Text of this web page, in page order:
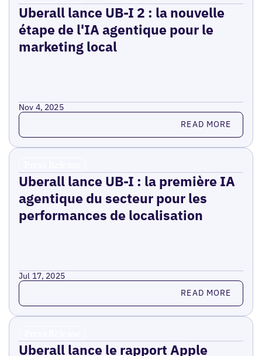
Uberall lance UB-I 2 : la nouvelle
étape de l'IA agentique pour le
marketing local
Nov 4, 2025
Read more READ MORE
Uberall lance UB-I : la première IA
agentique du secteur pour les
performances de localisation
Jul 17, 2025
Read more READ MORE
Uberall lance le rapport Apple